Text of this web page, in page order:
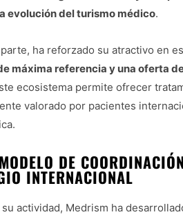
evolución del turismo médico.
parte, ha reforzado su atractivo en
máxima referencia y una oferta
ecosistema permite ofrecer
valorado por pacientes
DE
INTERNACIONAL
actividad, Medrism ha